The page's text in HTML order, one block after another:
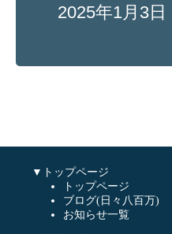
2025年1月3日 |
▼トップページ
トップページ
ブログ(日々八百万)
お知らせ一覧